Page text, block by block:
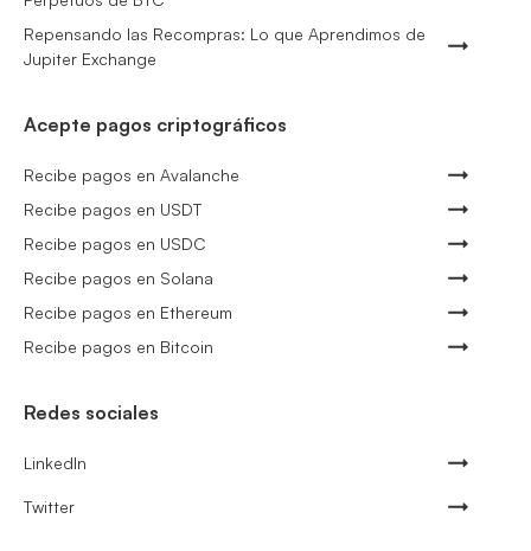
Repensando las Recompras: Lo que Aprendimos de
Jupiter Exchange
Acepte pagos criptográficos
Recibe pagos en Avalanche
Recibe pagos en USDT
Recibe pagos en USDC
Recibe pagos en Solana
Recibe pagos en Ethereum
Recibe pagos en Bitcoin
Redes sociales
LinkedIn
Twitter